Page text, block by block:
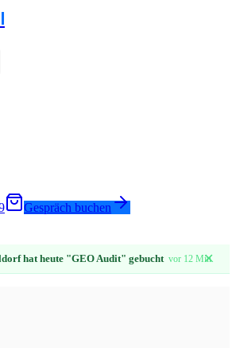
Gespräch buchen
hat heute "GEO Audit" gebucht vor 12 Min.
✕